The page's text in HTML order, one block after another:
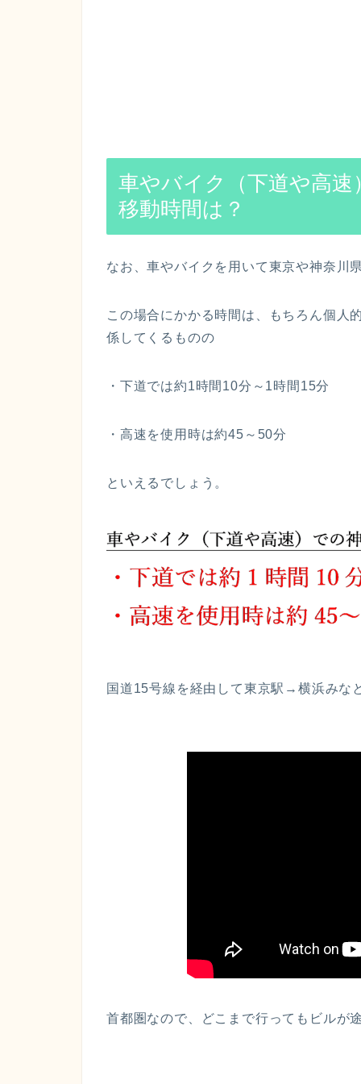
車やバイク（下道や高
移動時間は？
なお、車やバイクを用いて東京や神奈川
この場合にかかる時間は、もちろん個人
係してくるものの
・下道では約1時間10分～1時間15分
・高速を使用時は約45～50分
といえるでしょう。
国道15号線を経由して東京駅→横浜みな
首都圏なので、どこまで行ってもビルが